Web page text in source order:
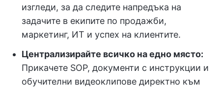
изгледи, за да следите напредъка на
задачите в екипите по продажби,
маркетинг, ИТ и успех на клиентите.
Централизирайте всичко на едно място:
Прикачете SOP, документи с инструкции и
обучителни видеоклипове директно към